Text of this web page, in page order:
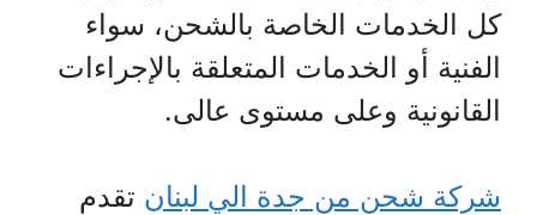
كل الخدمات الخاصة بالشحن، سواء
الفنية أو الخدمات المتعلقة بالإجراءات
القانونية وعلى مستوى عالى.
شركة شحن من جدة الي لبنان تقدم